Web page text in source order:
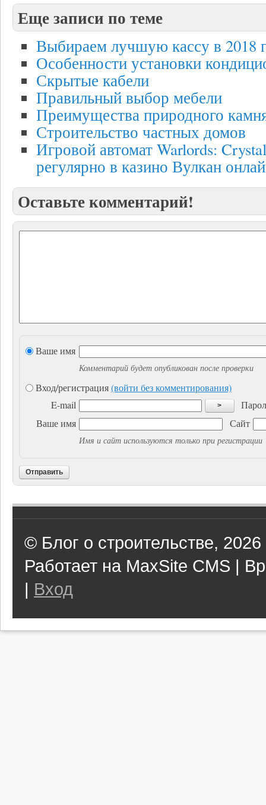
Еще записи по теме
Выбираем лучшую кассу в 2018
Особенности установки
Скрытые кабели
Правильный выбор мебели
Преимущества природного
Строительство частных домов
Игровой автомат Warlords:
регулярно в казино Вулкан
Оставьте комментарий!
Ваше имя
Комментарий будет опубликован после проверки
Вход/регистрация(войти без комментирования)
E-mail
>
Ваше имя
Сайт
Имя и сайт используются только при регистрации
Отправить
© Блог о строительстве, 2026
Работает на MaxSite CMS |
| Вход